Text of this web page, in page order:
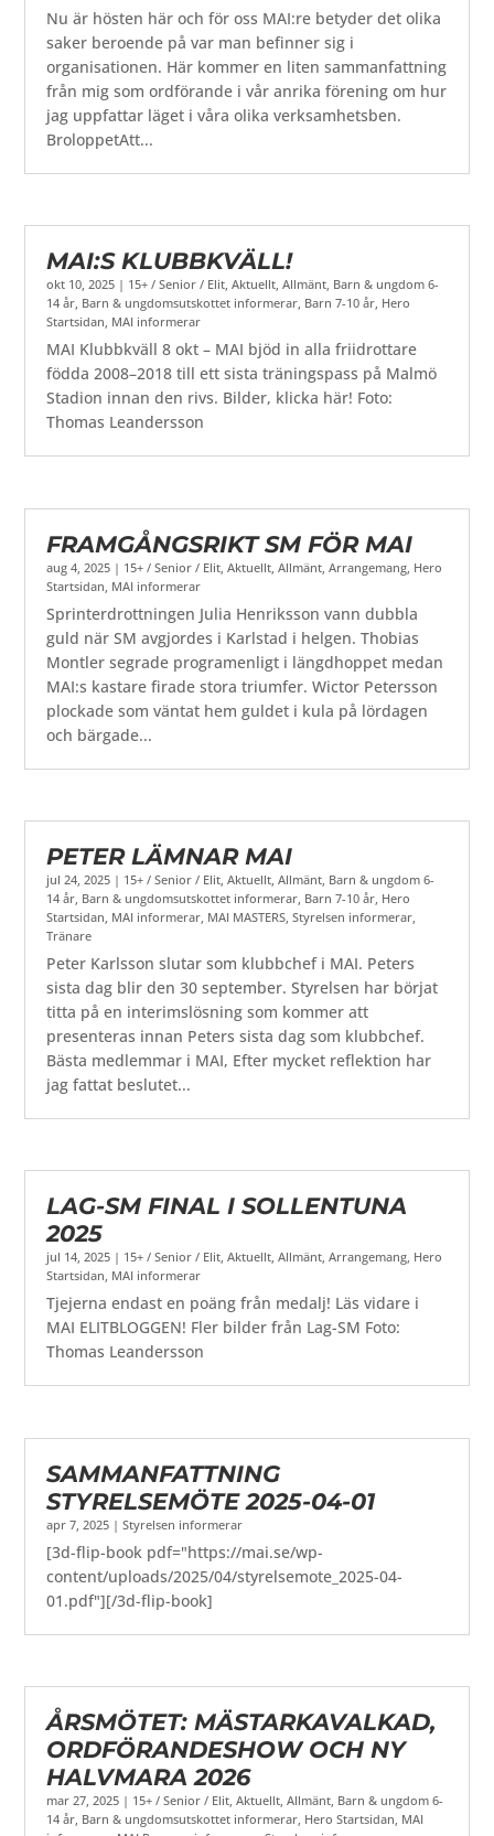
Nu är hösten här och för oss MAI:re betyder det olika
saker beroende på var man befinner sig i
organisationen. Här kommer en liten sammanfattning
från mig som ordförande i vår anrika förening om hur
jag uppfattar läget i våra olika verksamhetsben.
BroloppetAtt...
MAI:S KLUBBKVÄLL!
okt 10, 2025 | 15+ / Senior / Elit,Aktuellt,Allmänt, Barn & ungdom 6-
14 år, Barn & ungdomsutskottet informerar, Barn 7-10 år, Hero
Startsidan, MAI informerar
MAI Klubbkväll 8 okt – MAI bjöd in alla friidrottare
födda 2008–2018 till ett sista träningspass på Malmö
Stadion innan den rivs. Bilder, klicka här! Foto:
Thomas Leandersson
FRAMGÅNGSRIKT SM FÖR MAI
aug 4, 2025 | 15+ / Senior / Elit ,Aktuellt ,Allmänt ,Arrangemang Hero
Startsidan MAI informerar
Sprinterdrottningen Julia Henriksson vann dubbla
guld när SM avgjordes i Karlstad i helgen. Thobias
Montler segrade programenligt i längdhoppet medan
MAI:s kastare firade stora triumfer. Wictor Petersson
plockade som väntat hem guldet i kula på lördagen
och bärgade...
PETER LÄMNAR MAI
jul 24, 2025 | 15+ / Senior / Elit ,Aktuellt ,Allmänt Barn & ungdom 6-
14 år Barn & ungdomsutskottet informerar Barn 7-10 år Hero
Startsidan MAI informerar MAI MASTERS ,Styrelsen informerar
Tränare
Peter Karlsson slutar som klubbchef i MAI. Peters
sista dag blir den 30 september. Styrelsen har börjat
titta på en interimslösning som kommer att
presenteras innan Peters sista dag som klubbchef.
Bästa medlemmar i MAI, Efter mycket reflektion har
jag fattat beslutet...
LAG-SM FINAL I SOLLENTUNA
2025
jul 14, 2025 | 15+ / Senior / Elit,Aktuellt,Allmänt,Arrangemang, Hero
Startsidan, MAI informerar
Tjejerna endast en poäng från medalj! Läs vidare i
MAI ELITBLOGGEN! Fler bilder från Lag-SM Foto:
Thomas Leandersson
SAMMANFATTNING
STYRELSEMÖTE 2025-04-01
apr 7, 2025 |Styrelsen informerar
[3d-flip-book pdf="https://mai.se/wp-
content/uploads/2025/04/styrelsemote_2025-04-
01.pdf"][/3d-flip-book]
ÅRSMÖTET: MÄSTARKAVALKAD,
ORDFÖRANDESHOW OCH NY
HALVMARA 2026
mar 27, 2025 | 15+ / Senior / Elit,Aktuellt,Allmänt, Barn & ungdom 6-
14 år, Barn & ungdomsutskottet informerar, Hero Startsidan, MAI